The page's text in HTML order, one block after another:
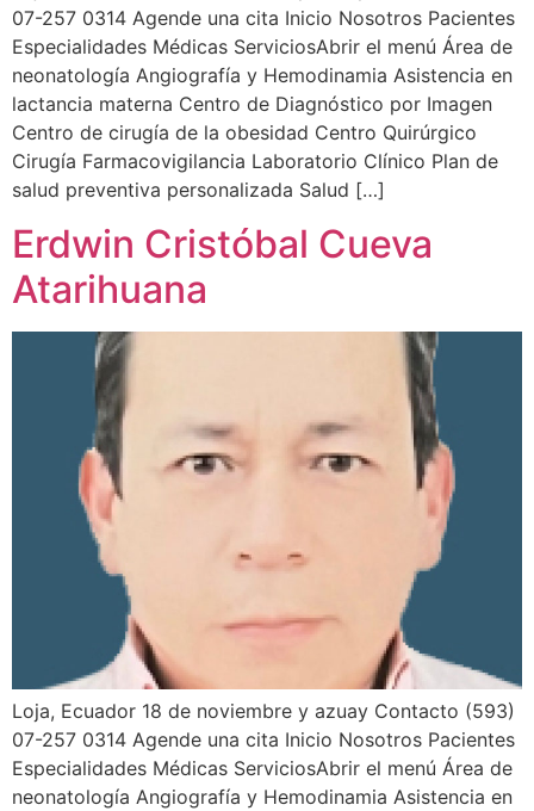
07-257 0314 Agende una cita Inicio Nosotros Pacientes
Especialidades Médicas ServiciosAbrir el menú Área de
neonatología Angiografía y Hemodinamia Asistencia en
lactancia materna Centro de Diagnóstico por Imagen
Centro de cirugía de la obesidad Centro Quirúrgico
Cirugía Farmacovigilancia Laboratorio Clínico Plan de
salud preventiva personalizada Salud […]
Erdwin Cristóbal Cueva
Atarihuana
Loja, Ecuador 18 de noviembre y azuay Contacto (593)
07-257 0314 Agende una cita Inicio Nosotros Pacientes
Especialidades Médicas ServiciosAbrir el menú Área de
neonatología Angiografía y Hemodinamia Asistencia en